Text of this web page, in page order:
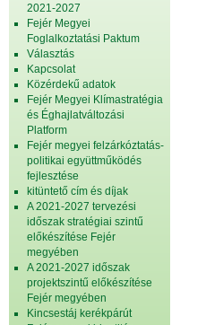
2021-2027
Fejér Megyei
Foglalkoztatási Paktum
Választás
Kapcsolat
Közérdekű adatok
Fejér Megyei Klímastratégia
és Éghajlatváltozási
Platform
Fejér megyei felzárkóztatás-
politikai együttműködés
fejlesztése
kitüntető cím és díjak
A 2021-2027 tervezési
időszak stratégiai szintű
előkészítése Fejér
megyében
A 2021-2027 időszak
projektszintű előkészítése
Fejér megyében
Kincsestáj kerékpárút